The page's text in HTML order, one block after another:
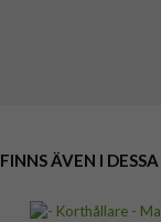
FINNS ÄVEN I